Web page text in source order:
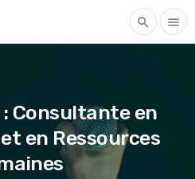
search menu
Consultante en
en Ressources